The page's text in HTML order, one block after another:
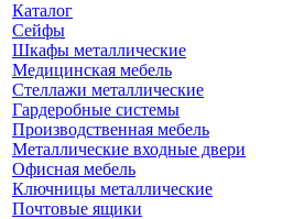
Каталог
Сейфы
Шкафы металлические
Медицинская мебель
Стеллажи металлические
Гардеробные системы
Производственная мебель
Металлические входные двери
Офисная мебель
Ключницы металлические
Почтовые ящики